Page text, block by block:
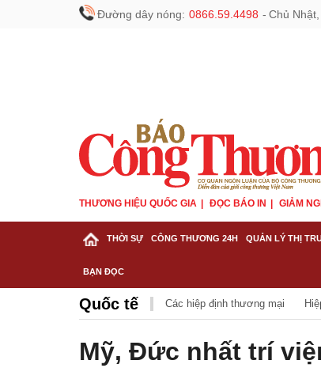
Đường dây nóng: 0866.59.4498 - Chủ
THƯƠNG HIỆU QUỐC GIA ĐỌC BÁO IN GIẢM
THỜI SỰ CÔNG THƯƠNG 24H QUẢN LÝ THỊ
BẠN ĐỌC
Quốc tế Các hiệp định thương mại
Mỹ, Đức nhất trí